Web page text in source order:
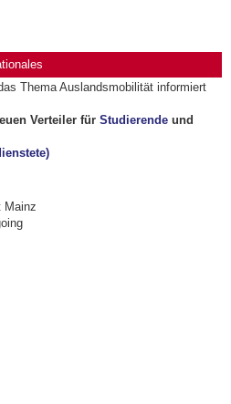
Thema Auslandsmobilität informiert
Verteiler für Studierende und
Mainz